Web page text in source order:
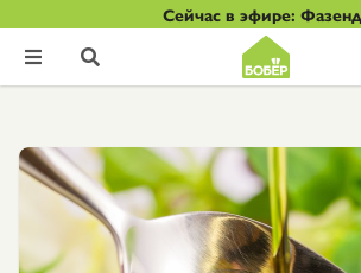
Сейчас в эфире:
 